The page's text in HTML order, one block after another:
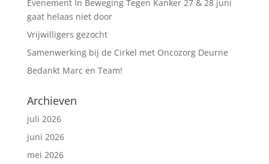
Evenement In Beweging Tegen Kanker 27 & 28 juni
gaat helaas niet door
Vrijwilligers gezocht
Samenwerking bij de Cirkel met Oncozorg Deurne
Bedankt Marc en Team!
Archieven
juli 2026
juni 2026
mei 2026